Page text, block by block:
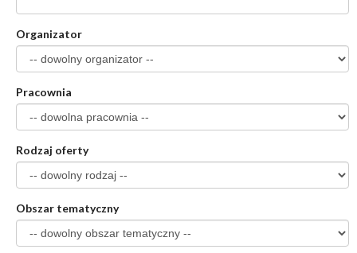
Organizator
Pracownia
Rodzaj oferty
Obszar tematyczny